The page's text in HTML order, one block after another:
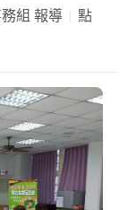
組 報導
點